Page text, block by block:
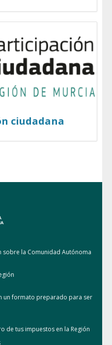
ciudadana
la Comunidad Autónoma
un formato preparado para ser
de tus impuestos en la Región